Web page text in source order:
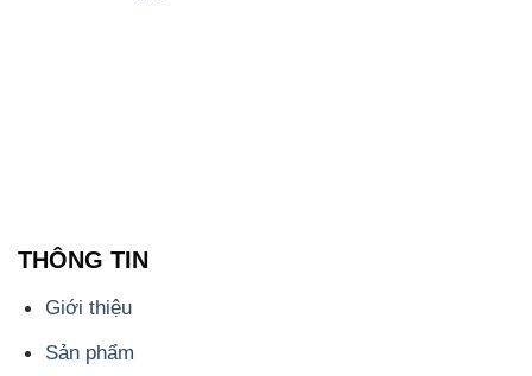
THÔNG TIN
Giới thiệu
Sản phẩm